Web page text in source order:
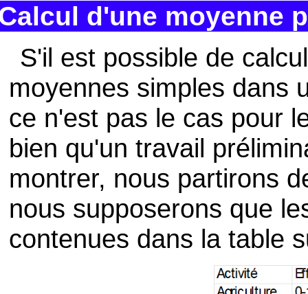
d'une moyenne
S'il est possible de
moyennes simples dans
ce n'est pas le cas pour
bien qu'un travail
montrer, nous partirons
nous supposerons que
contenues dans la table